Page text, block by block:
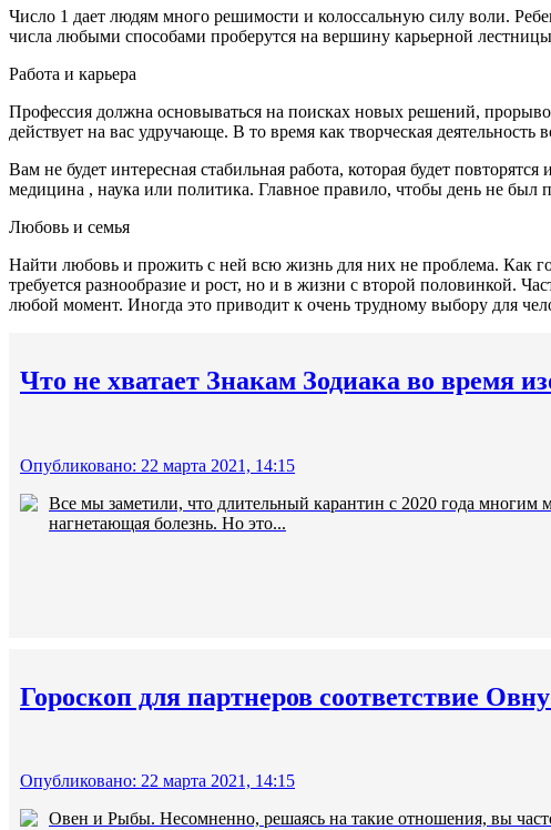
Число 1 дает людям много решимости и колоссальную силу воли.
числа любыми способами проберутся на вершину карьерной
Работа и карьера
Профессия должна основываться на поисках новых решений,
действует на вас удручающе. В то время как творческая
Вам не будет интересная стабильная работа, которая будет
медицина , наука или политика. Главное правило, чтобы день не
Любовь и семья
Найти любовь и прожить с ней всю жизнь для них не проблема. Как
требуется разнообразие и рост, но и в жизни с второй половинкой.
любой момент. Иногда это приводит к очень трудному выбору для
Что не хватает Знакам Зодиака во время
Опубликовано: 22 марта 2021, 14:15
Все мы заметили, что длительный карантин с 2020 года многим
нагнетающая болезнь. Но это...
Гороскоп для партнеров соответствие
Опубликовано: 22 марта 2021, 14:15
Овен и Рыбы. Несомненно, решаясь на такие отношения, вы